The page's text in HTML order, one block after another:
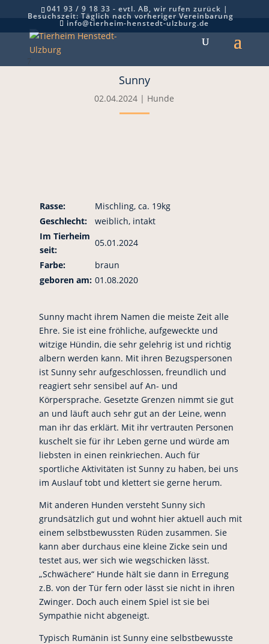
041 93 / 9 18 33 - evtl. AB, wir rufen zurück |
Besuchszeit: Täglich nach vorheriger Vereinbarung
info@tierheim-henstedt-ulzburg.de
7
Sunny
02.04.2024 | Hunde
Rasse:
Mischling, ca. 19kg
Geschlecht:
weiblich, intakt
Im Tierheim
seit:
05.01.2024
Farbe:
braun
geboren am: 01.08.2020
Sunny macht ihrem Namen die meiste Zeit alle
Ehre. Sie ist eine fröhliche, aufgeweckte und
witzige Hündin, die sehr gelehrig ist und richtig
albern werden kann. Mit ihren Bezugspersonen
ist Sunny sehr aufgeschlossen, freundlich und
reagiert sehr sensibel auf An- und
Körpersprache. Gesetzte Grenzen nimmt sie gut
an und läuft auch sehr gut an der Leine, wenn
man ihr das erklärt. Mit ihr vertrauten Personen
kuschelt sie für ihr Leben gerne und würde am
liebsten in einen reinkriechen. Auch für
sportliche Aktivitäten ist Sunny zu haben, bei uns
im Auslauf tobt und klettert sie gerne herum.
Mit anderen Hunden versteht Sunny sich
grundsätzlich gut und wohnt hier aktuell auch mit
einem selbstbewussten Rüden zusammen. Sie
kann aber durchaus eine kleine Zicke sein und
testet aus, wer sich wie wegschicken lässt.
„Schwächere“ Hunde hält sie dann in Erregung
z.B. von der Tür fern oder lässt sie nicht in ihren
Zwinger. Doch auch einem Spiel ist sie bei
Sympathie nicht abgeneigt.
Typisch Rumänin ist Sunny eine selbstbewusste